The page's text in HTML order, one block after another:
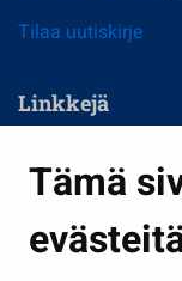
Tämä
Tilaa uutiskirje
Linkkejä
Kasvatus ja opetus
Kulttuuri ja liikunta